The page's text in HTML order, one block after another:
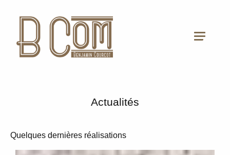
Actualités
Quelques dernières réalisations